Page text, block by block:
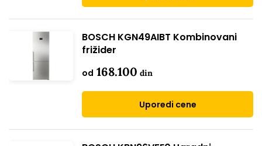
BOSCH KGN49AIBT Kombinovani
frižider
od 168.100 din
Uporedi cene